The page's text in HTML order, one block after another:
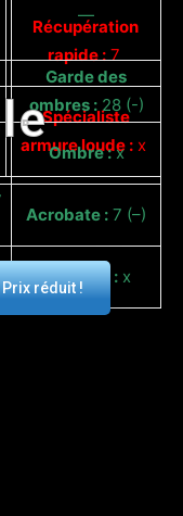
Récupération
rapide :7
Spécialiste
armure loude : x
—
Garde des
ombres :28 (-)
Ombre :x
Acrobate : 7 (–)
Souillure : x
Prix réduit !